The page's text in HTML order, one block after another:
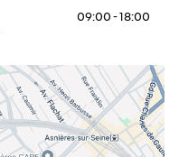
09:00 - 18:00
09:00 - 19:00
09:00 - 19:00
09:00 - 19:00
09:00 - 19:00
09:00 - 18:00
fermé